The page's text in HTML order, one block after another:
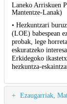
Laneko Arriskuen
Mantentze-Lanak)
• Hezkuntzari
(LOE) babespean
probak, lege
eskuratzeko
Erkidegoko
hezkuntza-
Ezaugarriak,